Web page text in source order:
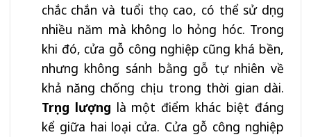
chắc chắn và tuổi thọ cao, có thể sử dụng
nhiều năm mà không lo hỏng hóc. Trong
khi đó, cửa gỗ công nghiệp cũng khá bền,
nhưng không sánh bằng gỗ tự nhiên về
khả năng chống chịu trong thời gian dài.
Trọng lượng là một điểm khác biệt đáng
kể giữa hai loại cửa. Cửa gỗ công nghiệp